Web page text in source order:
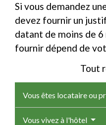
Si vous demandez
devez fournir un
datant de moins de
fournir dépend de
Tout
Vous êtes locataire ou
Vous vivez à l'hôtel